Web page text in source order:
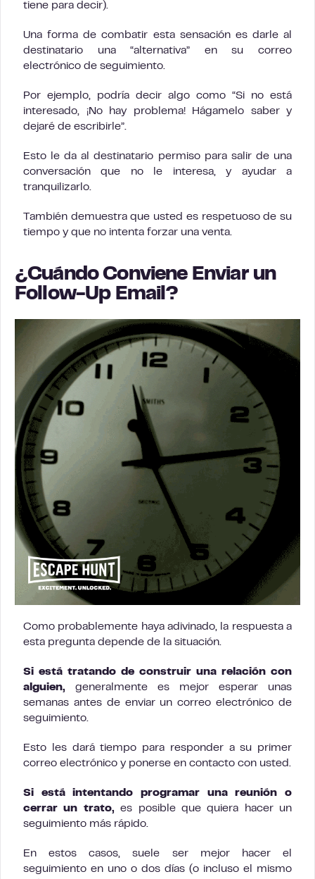
tiene para decir).
Una forma de combatir esta sensación es darle al
destinatario una “alternativa” en su correo
electrónico de seguimiento.
Por ejemplo, podría decir algo como “Si no está
interesado, ¡No hay problema! Hágamelo saber y
dejaré de escribirle”.
Esto le da al destinatario permiso para salir de una
conversación que no le interesa, y ayudar a
tranquilizarlo.
También demuestra que usted es respetuoso de su
tiempo y que no intenta forzar una venta.
¿Cuándo Conviene Enviar un
Follow-Up Email?
Como probablemente haya adivinado, la respuesta a
esta pregunta depende de la situación.
Si está tratando de construir una relación con
alguien, generalmente es mejor esperar unas
semanas antes de enviar un correo electrónico de
seguimiento.
Esto les dará tiempo para responder a su primer
correo electrónico y ponerse en contacto con usted.
Si está intentando programar una reunión o
cerrar un trato, es posible que quiera hacer un
seguimiento más rápido.
En estos casos, suele ser mejor hacer el
seguimiento en uno o dos días (o incluso el mismo